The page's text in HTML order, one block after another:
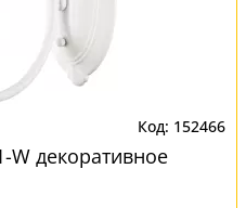
152466
W декоративное